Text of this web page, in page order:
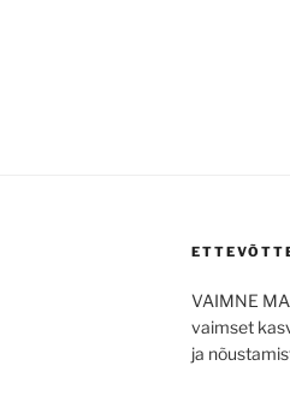
VAIMNE
vaimset
ja